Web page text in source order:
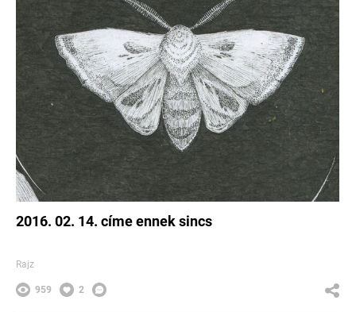
2016. 02. 14. címe ennek sincs
Rajz
959 2